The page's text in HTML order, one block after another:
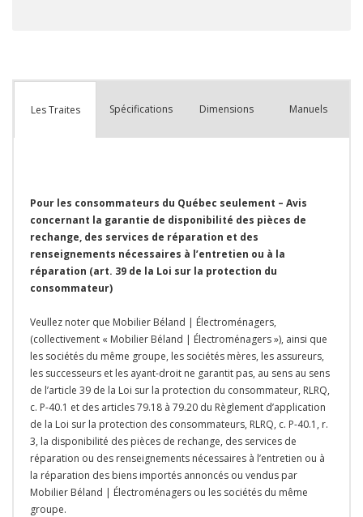
Les Traites Spécifications Dimensions Manuels
Pour les consommateurs du Québec seulement – Avis
concernant la garantie de disponibilité des pièces de
rechange, des services de réparation et des
renseignements nécessaires à l’entretien ou à la
réparation (art. 39 de la Loi sur la protection du
consommateur)
Veullez noter que Mobilier Béland | Électroménagers,
(collectivement « Mobilier Béland | Électroménagers »), ainsi que
les sociétés du même groupe, les sociétés mères, les assureurs,
les successeurs et les ayant-droit ne garantit pas, au sens au sens
de l’article 39 de la Loi sur la protection du consommateur, RLRQ,
c. P-40.1 et des articles 79.18 à 79.20 du Règlement d’application
de la Loi sur la protection des consommateurs, RLRQ, c. P-40.1, r.
3, la disponibilité des pièces de rechange, des services de
réparation ou des renseignements nécessaires à l’entretien ou à
la réparation des biens importés annoncés ou vendus par
Mobilier Béland | Électroménagers ou les sociétés du même
groupe.